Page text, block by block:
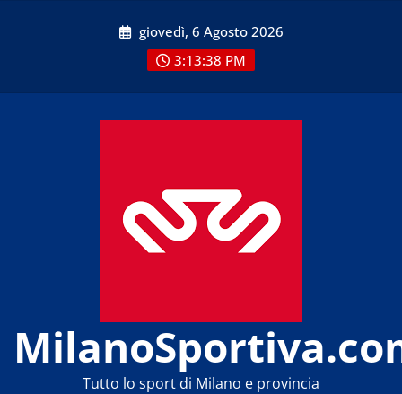
giovedì, 6 Agosto 2026
3:13:39 PM
Tutto lo sport di Milano e provincia